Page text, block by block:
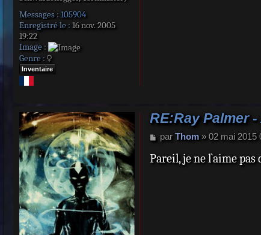
Messages : 105904
Enregistré le : 16 nov. 2005
19:22
Image :
Genre :
Inventaire
RE:Ray Palmer
M
s
par Thom» 02 mai 2015
Pareil, je ne l`aime pas